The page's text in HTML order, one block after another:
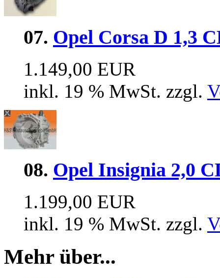
07. Opel Corsa D 1,3
1.149,00 EUR
inkl. 19 % MwSt. zzgl.
08. Opel Insignia 2,0
1.199,00 EUR
inkl. 19 % MwSt. zzgl.
Mehr über...